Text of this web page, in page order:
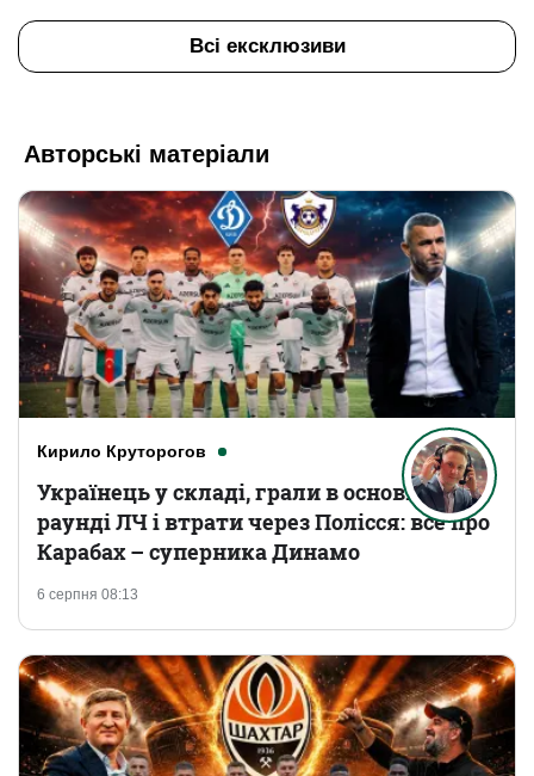
Всі ексклюзиви
Авторські матеріали
Кирило Круторогов
6 серпня 08:13
Українець у складі, грали в основному
раунді ЛЧ і втрати через Полісся: все про
Карабах – суперника Динамо